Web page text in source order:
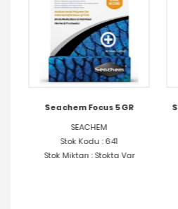
Seachem Focus 5 GR
SEACHEM
Stok Kodu : 641
Stok Miktarı : Stokta Var